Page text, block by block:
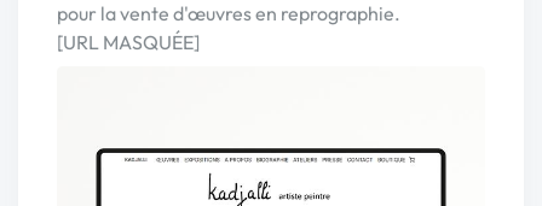
pour la vente d'œuvres en reprographie.
[URL MASQUÉE]